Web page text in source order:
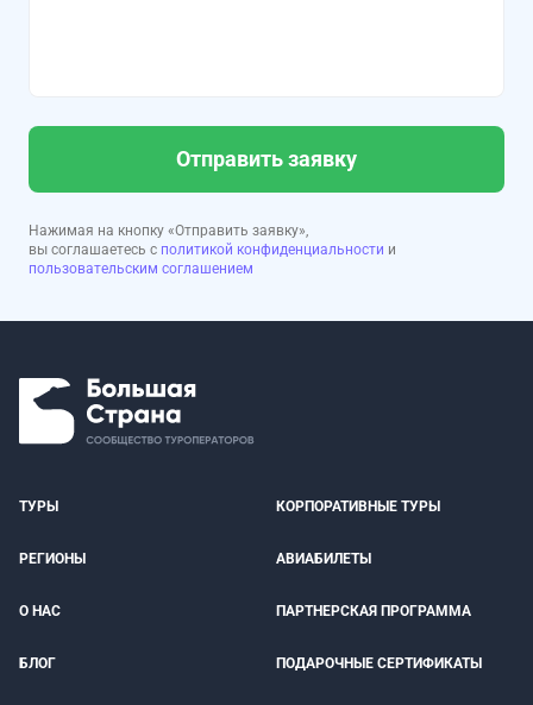
Отправить заявку
Нажимая на кнопку «Отправить заявку»,
вы соглашаетесь с политикой конфиденциальности и
пользовательским соглашением
ТУРЫ КОРПОРАТИВНЫЕ ТУРЫ
РЕГИОНЫ АВИАБИЛЕТЫ
О НАС ПАРТНЕРСКАЯ ПРОГРАММА
БЛОГ ПОДАРОЧНЫЕ СЕРТИФИКАТЫ